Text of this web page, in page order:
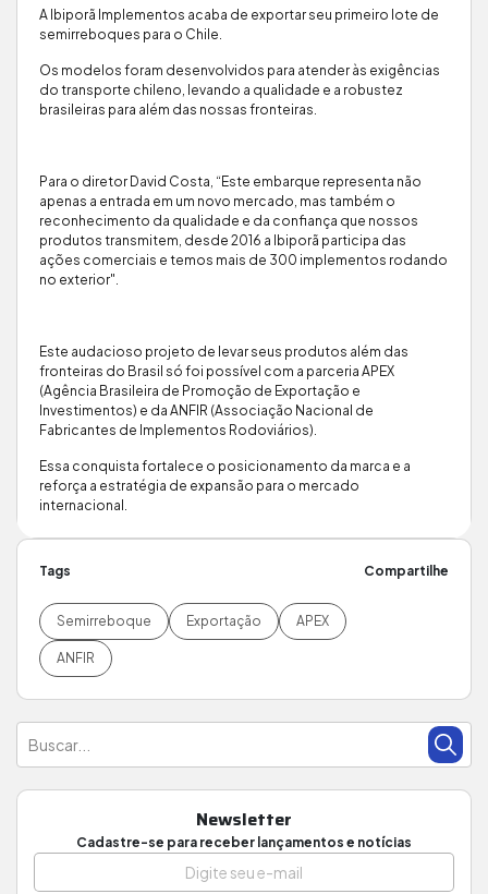
A Ibiporã Implementos acaba de exportar seu primeiro lote de
semirreboques para o Chile.
Os modelos foram desenvolvidos para atender às exigências
do transporte chileno, levando a qualidade e a robustez
brasileiras para além das nossas fronteiras.
Para o diretor David Costa, “Este embarque representa não
apenas a entrada em um novo mercado, mas também o
reconhecimento da qualidade e da confiança que nossos
produtos transmitem, desde 2016 a Ibiporã participa das
ações comerciais e temos mais de 300 implementos rodando
no exterior".
Este audacioso projeto de levar seus produtos além das
fronteiras do Brasil só foi possível com a parceria APEX
(Agência Brasileira de Promoção de Exportação e
Investimentos) e da ANFIR (Associação Nacional de
Fabricantes de Implementos Rodoviários).
Essa conquista fortalece o posicionamento da marca e a
reforça a estratégia de expansão para o mercado
internacional.
Tags
Semirreboque Exportação APEX
ANFIR
Compartilhe
Newsletter
Cadastre-se para receber lançamentos e notícias